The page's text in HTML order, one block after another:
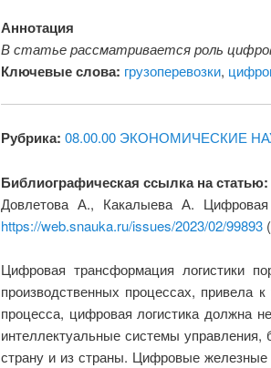
Аннотация
В статье рассматривается роль
Ключевые слова: грузоперевозки,
Рубрика: 08.00.00 ЭКОНОМИЧЕСКИЕ
Библиографическая ссылка на статью:
Довлетова А., Какалыева А.
https://web.snauka.ru/issues/2023/02/99893
Цифровая трансформация логистики
производственных процессах, привела
процесса, цифровая логистика должна
интеллектуальные системы
страну и из страны. Цифровые железные